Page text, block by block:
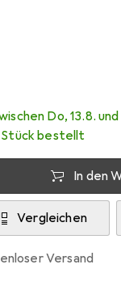
Do, 13.8.
bestellt
In den
Vergleichen
Versand